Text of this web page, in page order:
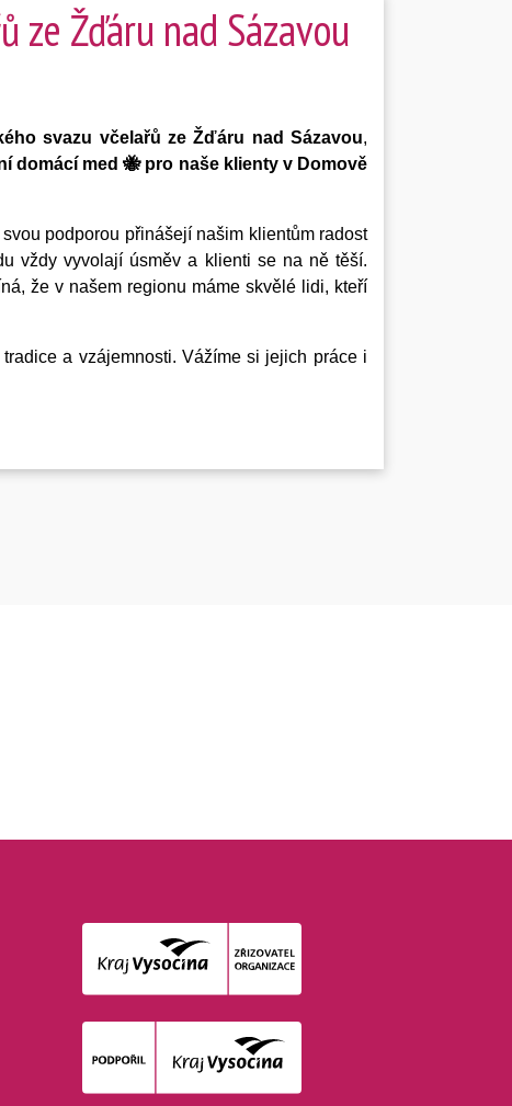
ze Žďáru nad Sázavou
svazu včelařů ze Žďáru nad Sázavou,
domácí med 🐝 pro naše klienty v Domově
podporou přinášejí našim klientům radost
vždy vyvolají úsměv a klienti se na ně těší.
že v našem regionu máme skvělé lidi, kteří
a vzájemnosti. Vážíme si jejich práce i